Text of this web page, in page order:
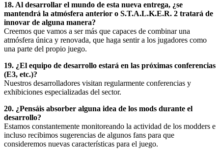
18. Al desarrollar el mundo de esta nueva entrega, ¿se
mantendrá la atmósfera anterior o S.T.A.L.K.E.R. 2 tratará de
innovar de alguna manera?
Creemos que vamos a ser más que capaces de combinar una
atmósfera única y renovada, que haga sentir a los jugadores como
una parte del propio juego.
19. ¿El equipo de desarrollo estará en las próximas conferencias
(E3, etc.)?
Nuestros desarrolladores visitan regularmente conferencias y
exhibiciones especializadas del sector.
20. ¿Pensáis absorber alguna idea de los mods durante el
desarrollo?
Estamos constantemente monitoreando la actividad de los modders e
incluso recibimos sugerencias de algunos fans para que
consideremos nuevas características para el juego.